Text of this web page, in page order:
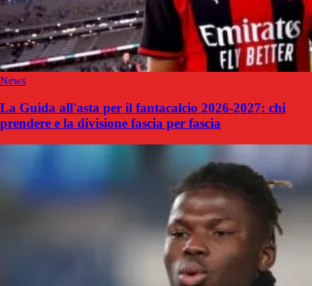
News
La Guida all'asta per il fantacalcio 2026-2027: chi
prendere e la divisione fascia per fascia